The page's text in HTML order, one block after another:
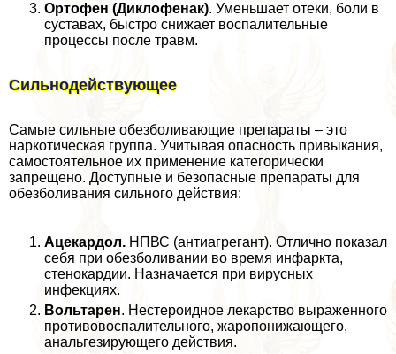
Ортофен (Диклофенак). Уменьшает отеки, боли в
суставах, быстро снижает воспалительные
процессы после травм.
Сильнодействующее­
Самые сильные обезболивающие препараты – это
наркотическая группа. Учитывая опасность привыкания,
самостоятельное их применение категорически
запрещено. Доступные и безопасные препараты для
обезболивания сильного действия:
Ацекардол. НПВС (антиагрегант). Отлично показал
себя при обезболивании во время инфаркта,
стенокардии. Назначается при вирусных
инфекциях.
Вольтарен. Нестероидное лекарство выраженного
противовоспалительного, жаропонижающего,
aнaльгезирующего действия.